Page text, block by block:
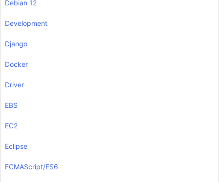
Debian 12
Development
Django
Docker
Driver
EBS
EC2
Eclipse
ECMAScript/ES6